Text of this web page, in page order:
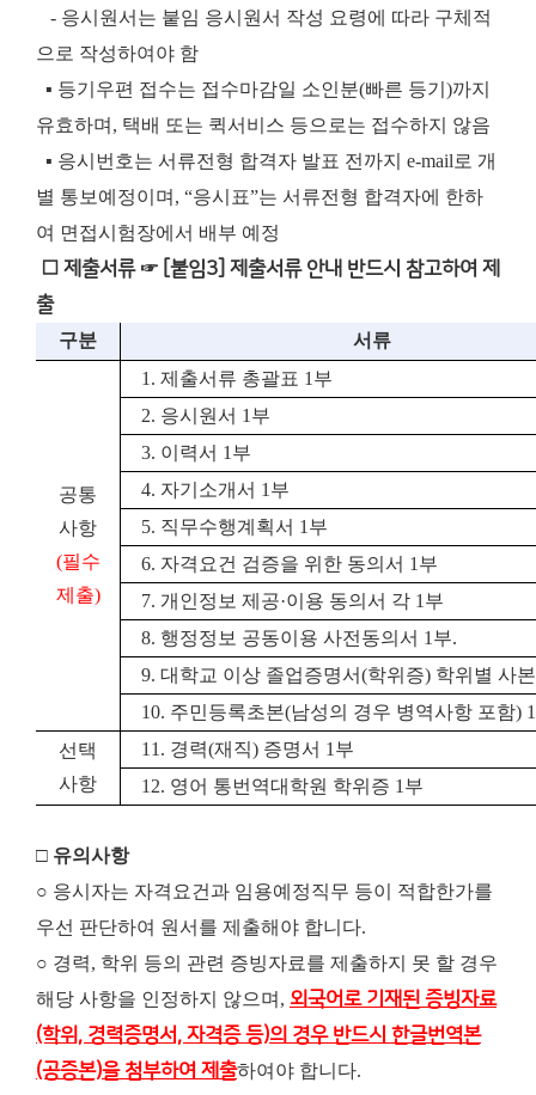
- 응시원서는 붙임 응시원서 작성 요령에 따라 구체적
으로 작성하여야 함
▪ 등기우편 접수는 접수마감일 소인분(빠른 등기)까지
유효하며, 택배 또는 퀵서비스 등으로는 접수하지 않음
▪ 응시번호는 서류전형 합격자 발표 전까지 e-mail로 개
별 통보예정이며, “응시표”는 서류전형 합격자에 한하
여 면접시험장에서 배부 예정
□ 제출서류 ☞ [붙임3] 제출서류 안내 반드시 참고하여 제
출
구분 서류
공통
사항
(필수
제출)
1. 제출서류 총괄표 1 부
2. 응시원서 1 부
3. 이력서 1 부
4. 자기소개서 1 부
5. 직무수행계획서 1 부
6. 자격요건 검증을 위한 동의서 1 부
7. 개인정보 제공·이용 동의서 각 1 부
8. 행정정보 공동이용 사전동의서 1 부.
9. 대학교 이상 졸업증명서(학위증) 학위별 사
10. 주민등록초본(남성의 경우 병역사항 포함) 1
선택
사항
11. 경력(재직) 증명서 1 부
12. 영어 통번역대학원 학위증 1 부
□ 유의사항
○ 응시자는 자격요건과 임용예정직무 등이 적합한가를
우선 판단하여 원서를 제출해야 합니다.
○ 경력, 학위 등의 관련 증빙자료를 제출하지 못 할 경우
해당 사항을 인정하지 않으며, 외국어로 기재된 증빙자료
(학위, 경력증명서, 자격증 등)의 경우 반드시 한글번역본
(공증본)을 첨부하여 제출하여야 합니다.